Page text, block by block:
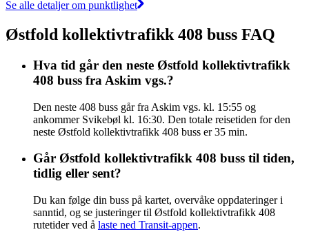
Se alle detaljer om punktlighet
Østfold kollektivtrafikk 408 buss FAQ
Hva tid går den neste Østfold kollektivtrafikk
408 buss fra Askim vgs.?
Den neste 408 buss går fra Askim vgs. kl. 15:55 og
ankommer Svikebøl kl. 16:30. Den totale reisetiden for den
neste Østfold kollektivtrafikk 408 buss er 35 min.
Går Østfold kollektivtrafikk 408 buss til tiden,
tidlig eller sent?
Du kan følge din buss på kartet, overvåke oppdateringer i
sanntid, og se justeringer til Østfold kollektivtrafikk 408
rutetider ved å laste ned Transit-appen.